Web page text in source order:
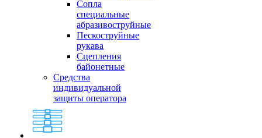
Сопла
специальные
абразивоструйные
Пескоструйные
рукава
Сцепления
байонетные
Средства
индивидуальной
защиты оператора